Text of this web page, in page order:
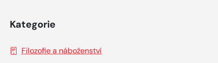
Kategorie
Filozofie a náboženství